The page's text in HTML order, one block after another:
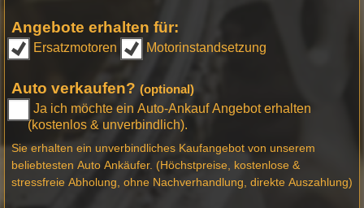
Angebote erhalten für:
Ersatzmotoren Motorinstandsetzung
Auto verkaufen? (optional)
Ja ich möchte ein Auto-Ankauf Angebot erhalten
(kostenlos & unverbindlich).
Sie erhalten ein unverbindliches Kaufangebot von unserem
beliebtesten Auto Ankäufer. (Höchstpreise, kostenlose &
stressfreie Abholung, ohne Nachverhandlung, direkte Auszahlung)